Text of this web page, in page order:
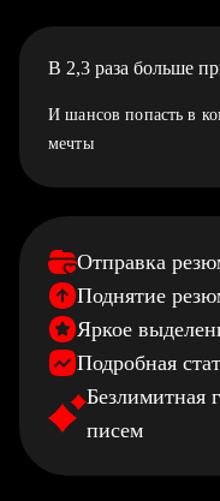
В 2,3 раза больше
И шансов попасть в
мечты
Отправка
Поднятие
Яркое
Подробная
Безлимитная
писем